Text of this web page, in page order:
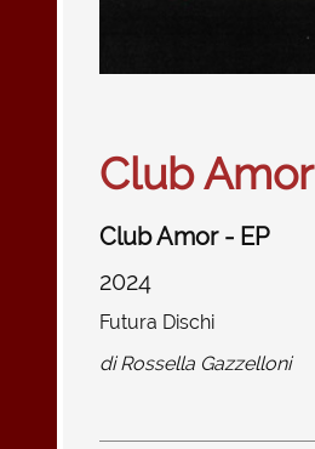
Club Amor
Club Amor - EP
2024
Futura Dischi
diRossella Gazzelloni